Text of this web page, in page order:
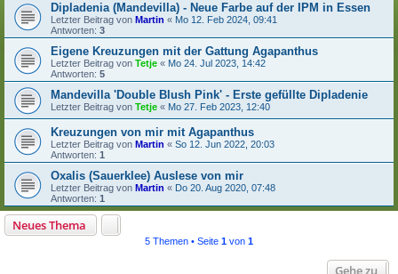
Dipladenia (Mandevilla) - Neue Farbe auf der IPM in Essen
Letzter Beitrag von Martin « Mo 12. Feb 2024, 09:41
Antworten: 3
Eigene Kreuzungen mit der Gattung Agapanthus
Letzter Beitrag von Tetje « Mo 24. Jul 2023, 14:42
Antworten: 5
Mandevilla 'Double Blush Pink' - Erste gefüllte Dipladenie
Letzter Beitrag von Tetje « Mo 27. Feb 2023, 12:40
Kreuzungen von mir mit Agapanthus
Letzter Beitrag von Martin « So 12. Jun 2022, 20:03
Antworten: 1
Oxalis (Sauerklee) Auslese von mir
Letzter Beitrag von Martin « Do 20. Aug 2020, 07:48
Antworten: 1
Neues Thema
5 Themen • Seite 1 von 1
Gehe zu